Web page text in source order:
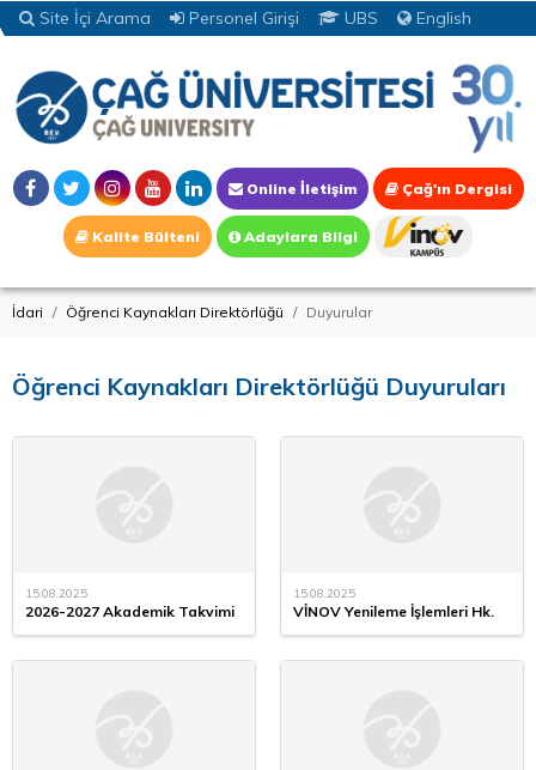
Site İçi Arama Personel Girişi UBS English
Online İletişim Çağ'ın Dergisi
Kalite Bülteni Adaylara Bilgi
İdari Öğrenci Kaynakları Direktörlüğü Duyurular
Öğrenci Kaynakları Direktörlüğü Duyuruları
15.08.2025
2026-2027 Akademik Takvimi
15.08.2025
VİNOV Yenileme İşlemleri Hk.